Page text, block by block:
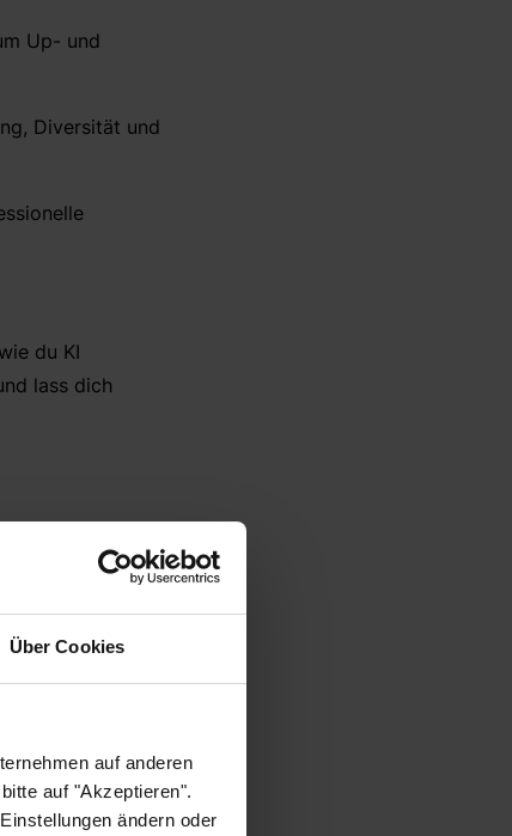
Über Cookies
auf anderen
auf "Akzeptieren".
ändern oder
Up- und
Diversität und
du KI
lass dich
und Expertin
im
und